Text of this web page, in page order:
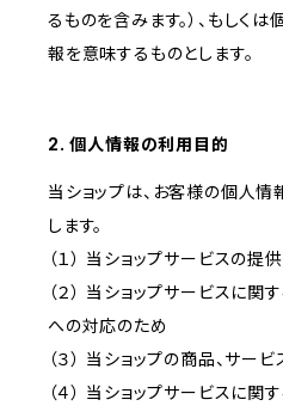
るものを含みます。）、もしく
報を意味するものとします。
2. 個人情報の利用目的
当ショップは、お客様の個人
します。
（１） 当ショップサービスの提
（２） 当ショップサービスに関
への対応のため
（３） 当ショップの商品、サー
（４） 当ショップサービスに関